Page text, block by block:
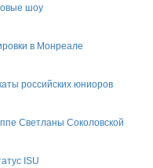
шоу
в Монреале
российских юниоров
Светланы Соколовской
ISU